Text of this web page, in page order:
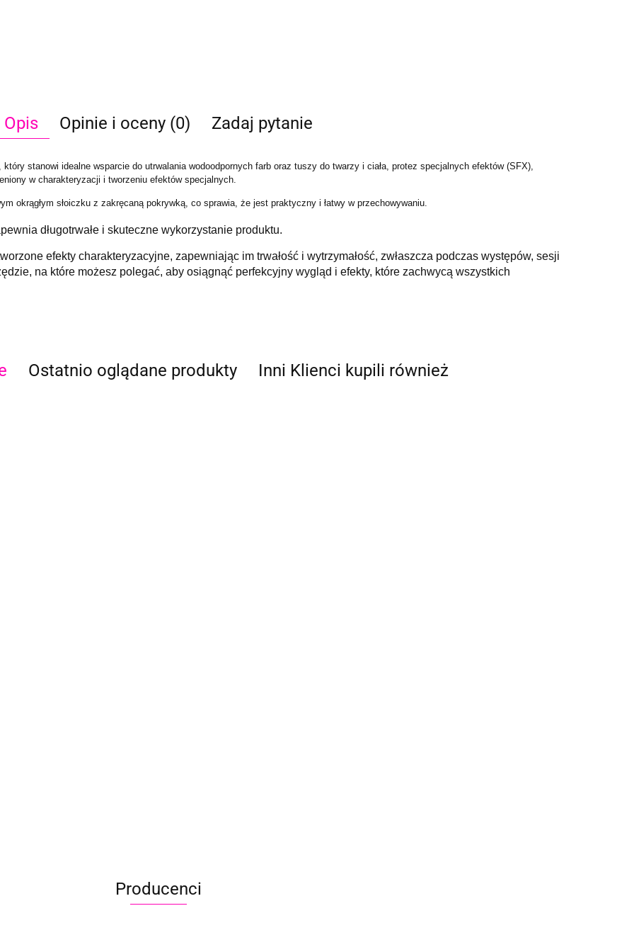
Opis Opinie i oceny (0) Zadaj pytanie
stanowi idealne wsparcie do utrwalania wodoodpornych farb oraz tuszy do twarzy i ciała, protez specjalnych efektów (SFX),
w charakteryzacji i tworzeniu efektów specjalnych.
okrągłym słoiczku z zakręcaną pokrywką, co sprawia, że jest praktyczny i łatwy w przechowywaniu.
długotrwałe i skuteczne wykorzystanie produktu.
efekty charakteryzacyjne, zapewniając im trwałość i wytrzymałość, zwłaszcza podczas występów, sesji
na które możesz polegać, aby osiągnąć perfekcyjny wygląd i efekty, które zachwycą wszystkich
Ostatnio oglądane produkty Inni Klienci kupili również
Producenci